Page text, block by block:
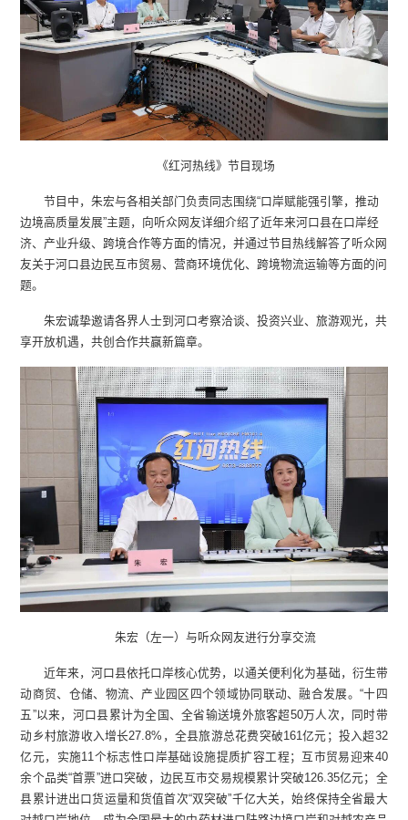
《红河热线》节目现场
节目中，朱宏与各相关部门负责同志围绕“口岸赋能强引擎，推动
边境高质量发展”主题，向听众网友详细介绍了近年来河口县在口岸经
济、产业升级、跨境合作等方面的情况，并通过节目热线解答了听众网
友关于河口县边民互市贸易、营商环境优化、跨境物流运输等方面的问
题。
朱宏诚挚邀请各界人士到河口考察洽谈、投资兴业、旅游观光，共
享开放机遇，共创合作共赢新篇章。
朱宏（左一）与听众网友进行分享交流
近年来，河口县依托口岸核心优势，以通关便利化为基础，衍生带
动商贸、仓储、物流、产业园区四个领域协同联动、融合发展。“十四
五”以来，河口县累计为全国、全省输送境外旅客超50万人次，同时带
动乡村旅游收入增长27.8%，全县旅游总花费突破161亿元；投入超32
亿元，实施11个标志性口岸基础设施提质扩容工程；互市贸易迎来40
余个品类“首票”进口突破，边民互市交易规模累计突破126.35亿元；全
县累计进出口货运量和货值首次“双突破”千亿大关，始终保持全省最大